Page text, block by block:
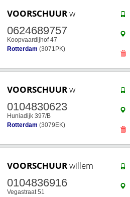
VOORSCHUURw
0624689757
Koopvaardijhof 47
Rotterdam (3071PK)
VOORSCHUURw
0104830623
Huniadijk 397/B
Rotterdam (3079EK)
VOORSCHUURwillem
0104836916
Vegastraat 51